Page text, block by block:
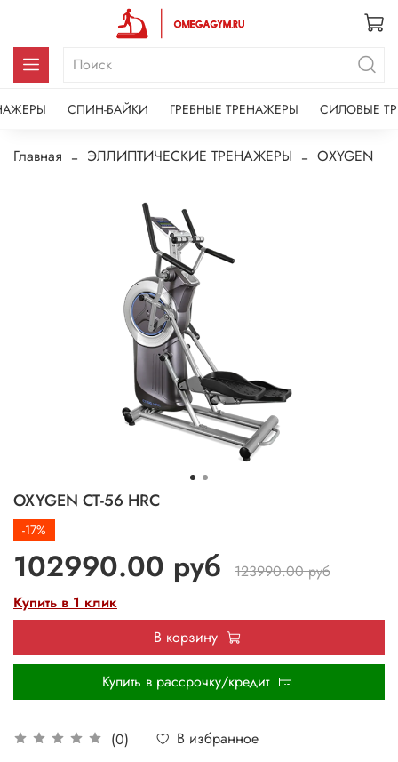
СПИН-БАЙКИ ГРЕБНЫЕ ТРЕНАЖЕРЫ СИЛОВЫЕ
Главная ЭЛЛИПТИЧЕСКИЕ ТРЕНАЖЕРЫ OXYGEN
OXYGEN CT-56 HRC
(0) В избранное
-17%
102990.00 руб
123990.00 руб
Купить в 1 клик
В корзину
Купить в рассрочку/кредит